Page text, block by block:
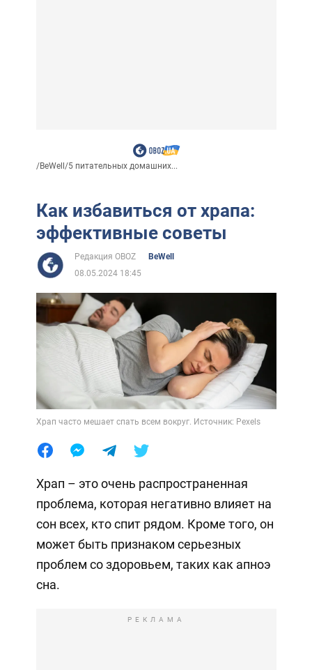
/BeWell /5 питательных домашних...
Как избавиться от храпа:
эффективные советы
Редакция OBOZ
BeWell
08.05.2024 18:45
Храп часто мешает спать всем вокруг. Источник: Pexels
Храп – это очень распространенная
проблема, которая негативно влияет на
сон всех, кто спит рядом. Кроме того, он
может быть признаком серьезных
проблем со здоровьем, таких как апноэ
сна.
РЕКЛАМА